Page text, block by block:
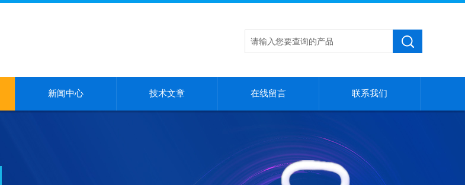
新闻中心 技术文章 在线留言 联系我们